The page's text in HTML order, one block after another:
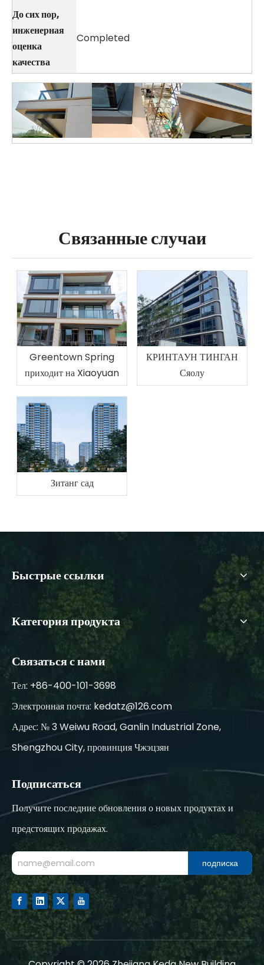
До сих пор,
инженерная
оценка
качества
Completed
Связанные случаи
Greentown Spring
приходит на Xiaoyuan
КРИНТАУН ТИНГАН
Сяолу
Зитанг сад
Быстрые ссылки
Категория продукта
Связаться с нами
Тел: +86-400-101-3698
Электронная почта: kedatz@126.com
Адрес: № 3 Weiwu Road, Ganlin Industrial Zone,
Shengzhou City, провинция Чжэцзян
Подписаться
Получите последние обновления о новых продуктах и
предстоящих продажах.
подписка